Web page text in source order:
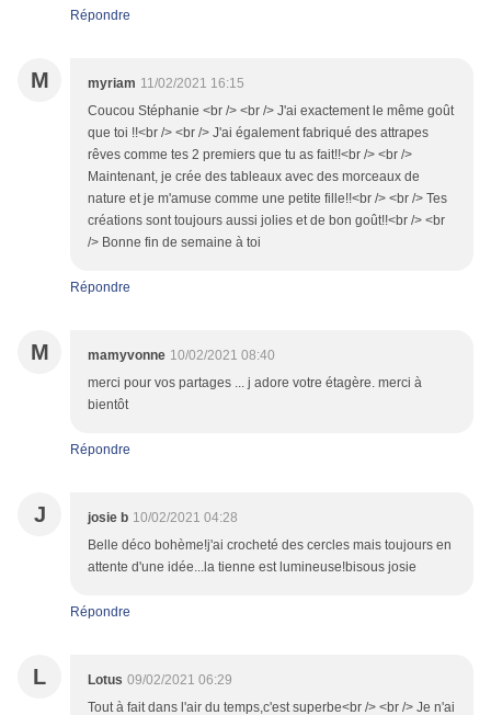
Répondre
M myriam 11/02/2021 16:15
Coucou Stéphanie <br /> <br /> J'ai exactement le même goût
que toi !!<br /> <br /> J'ai également fabriqué des attrapes
rêves comme tes 2 premiers que tu as fait!!<br /> <br />
Maintenant, je crée des tableaux avec des morceaux de
nature et je m'amuse comme une petite fille!!<br /> <br /> Tes
créations sont toujours aussi jolies et de bon goût!!<br /> <br
/> Bonne fin de semaine à toi
Répondre
M mamyvonne 10/02/2021 08:40
merci pour vos partages ... j adore votre étagère. merci à
bientôt
Répondre
J josie b 10/02/2021 04:28
Belle déco bohème!j'ai crocheté des cercles mais toujours en
attente d'une idée...la tienne est lumineuse!bisous josie
Répondre
L Lotus 09/02/2021 06:29
Tout à fait dans l'air du temps,c'est superbe<br /> <br /> Je n'ai